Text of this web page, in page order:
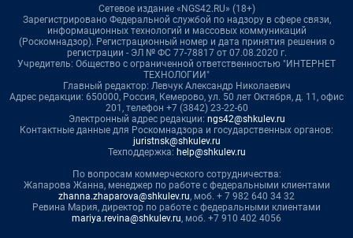
Сетевое издание «NGS42.RU» (18+)
Зарегистрировано Федеральной службой по надзору в сфере связи,
информационных технологий и массовых коммуникаций
(Роскомнадзор). Регистрационный номер и дата принятия решения о
регистрации - ЭЛ № ФС 77-78817 от 07.08.2020 г.
Учредитель: Общество с ограниченной ответственностью "ИНТЕРНЕТ
ТЕХНОЛОГИИ"
Главный редактор: Левчук Александр Николаевич
Адрес редакции: 650000, Россия, Кемерово, ул. 50 лет Октября, д. 11, офис
201, телефон +7 (3842) 23-22-60
Электронный адрес редакции: ngs42@shkulev.ru
Контактные данные для Роскомнадзора и государственных органов:
juristnsk@shkulev.ru
Техподдержка: help@shkulev.ru
По вопросам коммерческого сотрудничества:
Жапарова Жанна, менеджер по работе с федеральными клиентами
zhanna.zhaparova@shkulev.ru, моб. + 7 982 640 34 32
Ревина Мария, директор по работе с федеральными клиентами
mariya.revina@shkulev.ru, моб. +7 910 402 4056